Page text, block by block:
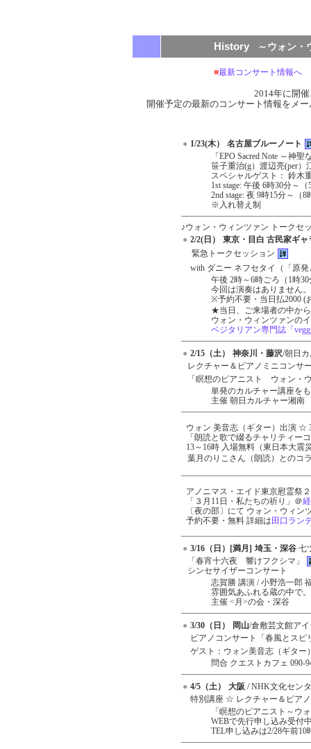
History ～ウォン・
■最新コンサート情報へ
2014年に開
開催予定の最新のコンサート情報をメ
● 1/23(木）
名古屋ブルーノート
「EPO Sacred Note ～神
笹子重治(g）渡辺亮(per）
スペシャルゲスト： 鈴木
1st stage: 午後 6時30分～
2nd stage: 夜 9時15分～（8
※入れ替え制
♪ウォン・ウィンツァン トークセ
● 2/2(日）
東京・目白 古民家ギ
緊急トークセッション
with ダニー ネフセタイ（「原
午後 2時～6時ごろ（1時
今回は演奏はありません
※予約不要・当日払2000 (
★当日、ご来場者の中か
ウォン・ウィンツァンの
ベジタリアン専門誌「
● 2/15（土） 神奈川・藤沢/朝日
レクチャー＆ピアノミニコンサ
「瞑想のピアニスト ウォン・
単発のカルチャー講座を
主催 朝日カルチャー湘南
ウォン 美音志（ギター）出演 ☆
「朗読と歌で綴るチャリティー
13～16時 入場無料（東日本大震
葉月のりこさん（朗読）とのコ
アノニマス・エイド東京慰霊祭
「３月11日・私たちの祈り」＠
〔夜の部〕にて ウォン・ウィン
予約不要・無料 詳細は 田口ラン
● 3/16（日）[満月] 埼玉・深谷 七
「春宵十六夜 響けフクシマ」
シンセサイザーコンサート
志賀勝 講演 / 小野浩一郎
雰囲気あふれる蔵の中で
主催 <月>の会・深谷
● 3/30（日） 岡山/倉敷芸文館ア
ピアノコンサート「春風とスピ
ゲスト：ウォン美音志（ギター
問合 クエストカフェ 090-
● 4/5（土） 大阪 / NHK文化セン
特別講座 ☆ レクチャー＆ピア
「瞑想のピアニスト～ウ
WEBで先行申し込み受付
TEL申し込みは2/28午前10